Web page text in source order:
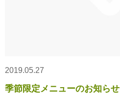
季節限定メニューのお知らせ
2019.05.27